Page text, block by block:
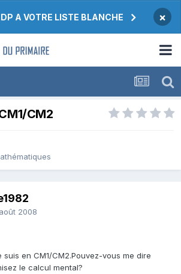
A VOTRE LISTE BLANCHE ×
CM2
2008
suis en CM1/CM2.Pouvez-vous me dire
le calcul mental?